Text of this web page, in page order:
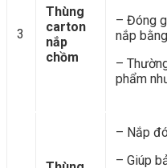
3
Thùng
carton
nắp
chồm
– Đóng
nắp
–
phẩm
– Nắp
– Giúp